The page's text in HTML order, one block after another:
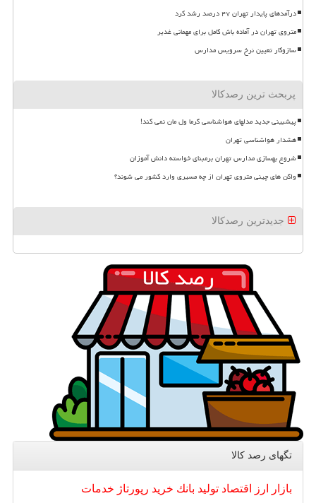
درآمدهای پایدار تهران ۴۷ درصد رشد کرد
متروی تهران در آماده باش کامل برای مهمانی غدیر
سازوکار تعیین نرخ سرویس مدارس
پربحث ترین رصدکالا
پیشبینی جدید مدلهای هواشناسی گرما ول مان نمی کند!
هشدار هواشناسی تهران
شروع بهسازی مدارس تهران برمبنای خواسته دانش آموزان
واگن های چینی متروی تهران از چه مسیری وارد کشور می شوند؟
جدیدترین رصدکالا
تگهای رصد كالا
بازار ارز اقتصاد تولید بانك خرید رپورتاژ خدمات